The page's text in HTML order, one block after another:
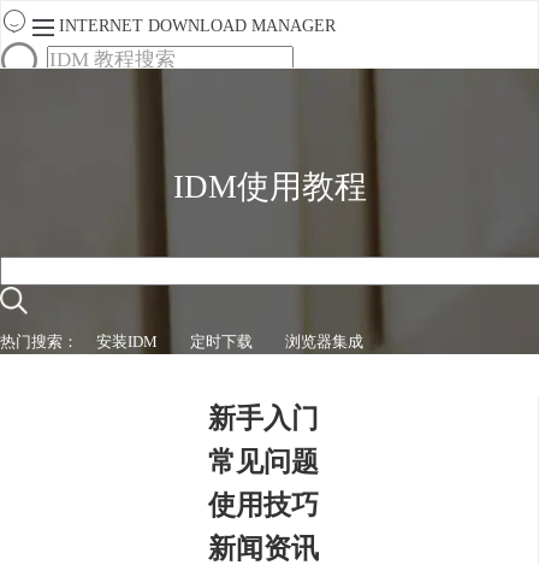
INTERNET DOWNLOAD MANAGER
IDM使用教程
热门搜索： 安装IDM 定时下载 浏览器集成
新手入门
常见问题
使用技巧
新闻资讯